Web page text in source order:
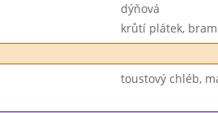
dýňová
krůtí plátek,
toustový chléb,